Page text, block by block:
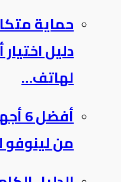
حماية
لهاتف…
من لينوفو لعام